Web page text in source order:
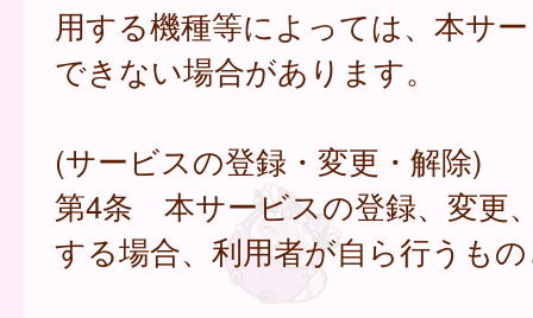
用する機種等によっては、本サ
できない場合があります。
(サービスの登録・変更・解除)
第4条 本サービスの登録、変更
する場合、利用者が自ら行うも